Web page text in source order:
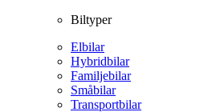
Biltyper
Elbilar
Hybridbilar
Familjebilar
Småbilar
Transportbilar